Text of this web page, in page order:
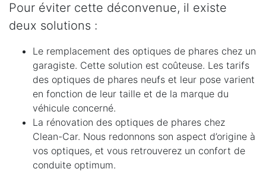
Pour éviter cette déconvenue, il existe
deux solutions :
Le remplacement des optiques de phares chez un
garagiste. Cette solution est coûteuse. Les tarifs
des optiques de phares neufs et leur pose varient
en fonction de leur taille et de la marque du
véhicule concerné.
La rénovation des optiques de phares chez
Clean-Car. Nous redonnons son aspect d’origine à
vos optiques, et vous retrouverez un confort de
conduite optimum.